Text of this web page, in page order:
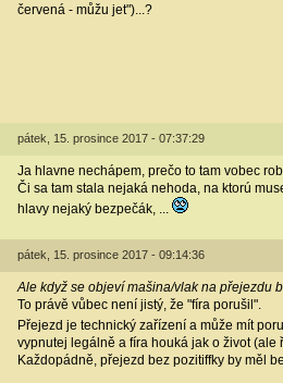
červená - můžu jet")...?
pátek, 15. prosince 2017 - 07:37:29
Ja hlavne nechápem, prečo to tam vobec
Či sa tam stala nejaká nehoda, na ktorú
hlavy nejaký bezpečák, ...
pátek, 15. prosince 2017 - 09:14:36
Ale když se objeví mašina/vlak na přejezdu
To právě vůbec není jistý, že "fíra porušil".
Přejezd je technický zařízení a může mít
vypnutej legálně a fíra houká jak o život (ale
Každopádně, přejezd bez pozitiffky by měl